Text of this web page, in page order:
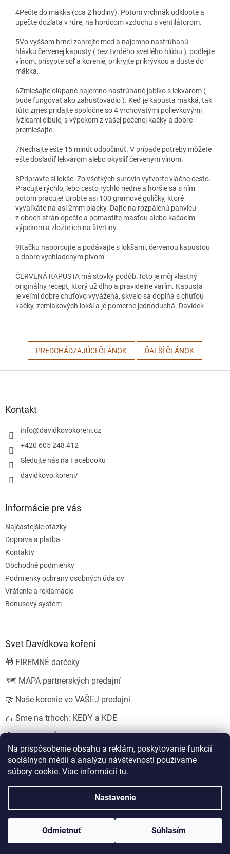
Na prispôsobenie obsahu a reklám, poskytovanie funkcií
sociálnych médií a analýzu návštevnosti používame
súbory cookie. Viac informácií tu.
Nastavenie
Odmietnuť Súhlasím
4Pečte do mäkka (cca 2 hodiny). Potom vrchnák odklopte a
upečte dozlata v rúre, na horúcom vzduchu s ventilátorom.
5Vo vyššom hrnci zahrejte med a najemno nastrúhanú
hlávku červenej kapusty ( bez tvrdého svetlého hlúbu ), podlejte
vínom, prisypte soľ a korenie, prikryjte prikrývkou a duste do
mäkka.
6Zmiešajte olúpané najemno nastrúhané jablko s lekvárom (
bude fungovať ako zahusťovadlo ). Keď je kapusta mäkká, tak
túto zmes pridajte spoločne so 4 vrchovatými polievkovými
lyžicami cibule, s výpekom z vašej pečenej kačky a dobre
premiešajte.
7Nechajte ešte 15 minút odpočinúť. V prípade potreby môžete
ešte dosladiť lekvárom alebo okysliť červeným vínom.
8Pripravte si lokše. Zo všetkých surovín vytvorte vláčne cesto.
Pracujte rýchlo, lebo cesto rychlo riedne a horšie sa s ním
potom pracuje! Urobte asi 100 gramové guličky, ktoré
vyvaľkáte na asi 2mm placky. Dajte na rozpálenú panvicu
z oboch strán opečte a pomastite masťou alebo kačacím
výpekom a zložte ich na štvrtiny.
9Kačku naporcujte a podávajte s lokšami, červenou kapustou
a dobre vychladeným pivom.
ČERVENÁ KAPUSTA má stovky podôb.Toto je môj vlastný
originálny recept, ktorý už dlho a pravidelne varím. Kapusta
je veľmi dobre chuťovo vyvážená, skvelo sa dopĺňa s chuťou
kačky, zemiakových lokší a je pomerne jednoduchá. Davídek
PREDCHÁDZAJÚCI ČLÁNOK ĎALŠÍ ČLÁNOK
Kontakt
info@davidkovokoreni.cz
+420 605 248 412
Sledujte nás na Facebooku
davidkovo.koreni/
Informácie pre vás
Najčastejšie otázky
Doprava a platba
Kontakty
Obchodné podmienky
Podmienky ochrany osobných údajov
Vrátenie a reklamácie
Bonusový systém
Svet Davídkova koření
🎁 FIREMNÉ darčeky
🗺️ MAPA partnerských predajní
🤝 Naše korenie vo VAŠEJ predajni
🧺 Sme na trhoch: KEDY a KDE
💍 SVADOBNÉ darčeky
EshopyUmíme.cz
Koření od Davídka s.r.o.
Upraviť nastavenie cookies